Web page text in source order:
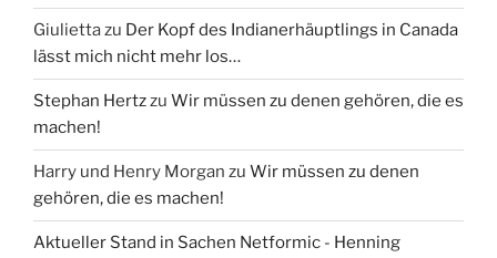
Giuliettazu Der Kopf des Indianerhäuptlings in Canada
lässt mich nicht mehr los…
Stephan Hertzzu Wir müssen zu denen gehören, die es
machen!
Harry und Henry Morgan zu Wir müssen zu denen
gehören, die es machen!
Aktueller Stand in Sachen Netformic - Henning